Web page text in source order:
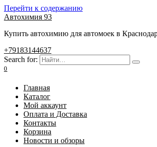
Перейти к содержанию
Автохимия 93
Купить автохимию для автомоек в
+79183144637
Search for:
0
Главная
Каталог
Мой аккаунт
Оплата и Доставка
Контакты
Корзина
Новости и обзоры